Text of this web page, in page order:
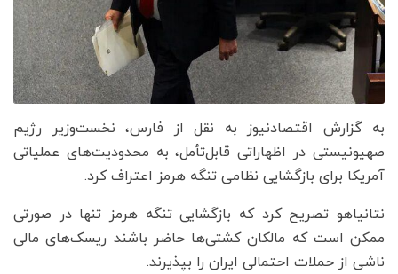
به گزارش اقتصادنیوز به نقل از فارس، نخست‌وزیر رژیم
صهیونیستی در اظهاراتی قابل‌تأمل، به محدودیت‌های عملیاتی
آمریکا برای بازگشایی نظامی تنگه هرمز اعتراف کرد.
نتانیاهو تصریح کرد که بازگشایی تنگه هرمز تنها در صورتی
ممکن است که مالکان کشتی‌ها حاضر باشند ریسک‌های مالی
ناشی از حملات احتمالی ایران را بپذیرند.